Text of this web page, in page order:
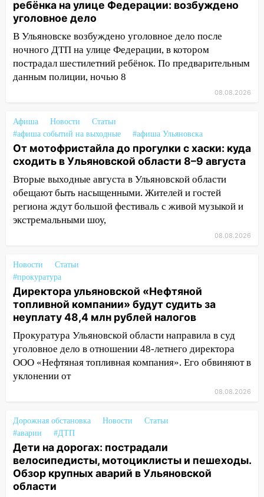
08:30 Поджог со свечой, 16 сгоревших
домов и выстрел за водку
07:50 Какая погоды будет днем 8
августа
06:45 Императорский мост в
Ульяновске останется закрытым до
05:18
Судьба готовит сюрприз: гороскоп
на 8 августа — кому повезет с
деньгами, а кого ждет неожиданная
встреча
04:47 В Ульяновской области объявили
ракетную опасность: звучат сирены
07.08.2026
до декабря
19:34 В следственном управлении
состоялось торжественное
мероприятие, приуроченное к
празднованию Дня сотрудника органов
следствия Российской Федерации
19:30 Ульяновцев приглашают
поддержать «Симбирскую чебурашку»
на фестивале «ФормАРТ»
пилотным регионом проекта
«Культурное долголетие»
17:16 В реанимацию Ульяновской
областной больницы поступили шесть
новых аппаратов ИВЛ
ребёнка на улице Федерации: возбуждено
уголовное дело
В Ульяновске возбуждено уголовное дело после
ночного ДТП на улице Федерации, в котором
пострадал шестилетний ребёнок. По предварительным
данным полиции, ночью 8
08.08.2026
Афиша Новости
Статьи
#афиша событий на выходные
#афиша Ульяновска
От мотофристайла до прогулки с хаски: куда
сходить в Ульяновской области 8–9 августа
Вторые выходные августа в Ульяновской области
обещают быть насыщенными. Жителей и гостей
региона ждут большой фестиваль с живой музыкой и
экстремальными шоу,
08.08.2026
Новости
Статьи
#прокуратура
Директора ульяновской «Нефтяной
топливной компании» будут судить за
неуплату 48,4 млн рублей налогов
Прокуратура Ульяновской области направила в суд
уголовное дело в отношении 48-летнего директора
ООО «Нефтяная топливная компания». Его обвиняют в
уклонении от
08.08.2026
Дорожная обстановка Новости
Статьи
#аварии
#ДТП
Дети на дорогах: пострадали
велосипедисты, мотоциклисты и пешеходы.
Обзор крупных аварий в Ульяновской
области